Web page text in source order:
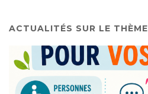
ACTUALITÉS SUR LE THÈME